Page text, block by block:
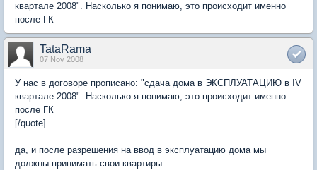
квартале 2008". Насколько я понимаю, это происходит именно
после ГК
TataRama
07 Nov 2008
У нас в договоре прописано: "сдача дома в ЭКСПЛУАТАЦИЮ в IV
квартале 2008". Насколько я понимаю, это происходит именно
после ГК
[/quote]
да, и после разрешения на ввод в эксплуатацию дома мы
должны принимать свои квартиры...